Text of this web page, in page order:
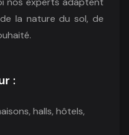
la nature du sol, de
:
halls, hôtels,